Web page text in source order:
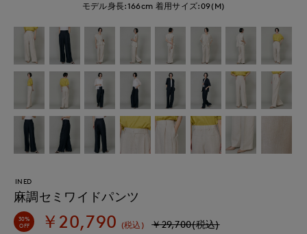
モデル身長:166cm 着用サイズ:09(M)
INED
麻調セミワイドパンツ
30%
OFF
￥20,790 (税込) ￥29,700(税込)